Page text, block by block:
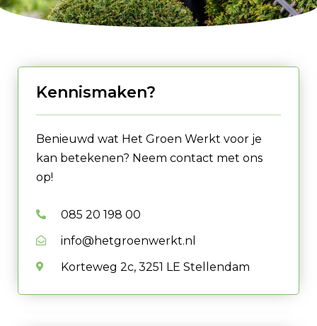
Kennismaken?
Benieuwd wat Het Groen Werkt voor je
kan betekenen? Neem contact met ons
op!
085 20 198 00
info@hetgroenwerkt.nl
Korteweg 2c, 3251 LE Stellendam